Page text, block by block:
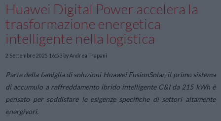
Huawei Digital Power accelera la
trasformazione energetica
intelligente nella logistica
2 Settembre 2025 16:53 by Andrea Trapani
Parte della famiglia di soluzioni Huawei FusionSolar, il primo sistema
di accumulo a raffreddamento ibrido intelligente C&I da 215 kWh è
pensato per soddisfare le esigenze specifiche di settori altamente
energivori.